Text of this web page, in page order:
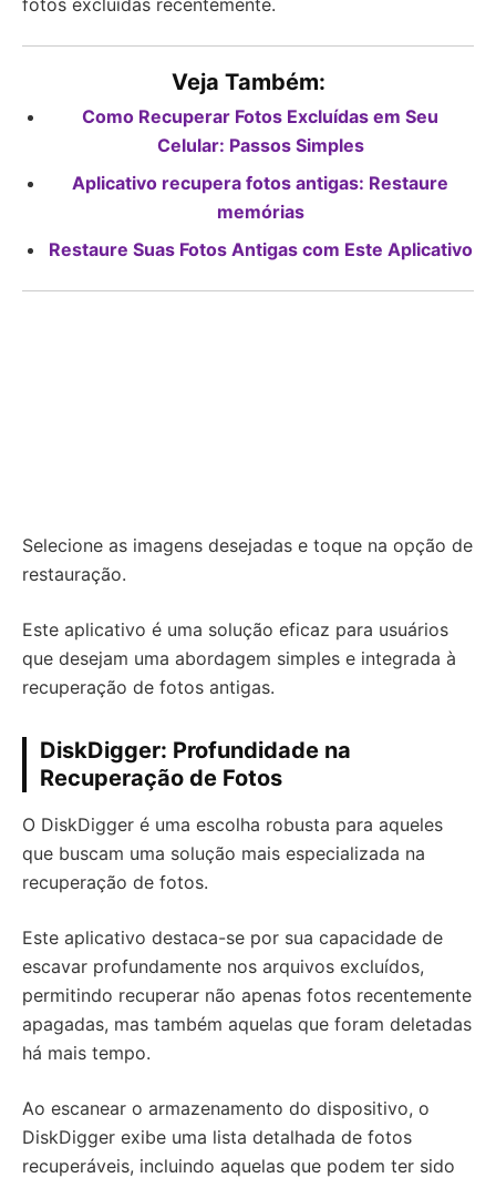
fotos excluídas recentemente.
Veja Também:
Como Recuperar Fotos Excluídas em Seu
Celular: Passos Simples
Aplicativo recupera fotos antigas: Restaure
memórias
Restaure Suas Fotos Antigas com Este Aplicativo
Selecione as imagens desejadas e toque na opção de
restauração.
Este aplicativo é uma solução eficaz para usuários
que desejam uma abordagem simples e integrada à
recuperação de fotos antigas.
DiskDigger: Profundidade na
Recuperação de Fotos
O DiskDigger é uma escolha robusta para aqueles
que buscam uma solução mais especializada na
recuperação de fotos.
Este aplicativo destaca-se por sua capacidade de
escavar profundamente nos arquivos excluídos,
permitindo recuperar não apenas fotos recentemente
apagadas, mas também aquelas que foram deletadas
há mais tempo.
Ao escanear o armazenamento do dispositivo, o
DiskDigger exibe uma lista detalhada de fotos
recuperáveis, incluindo aquelas que podem ter sido